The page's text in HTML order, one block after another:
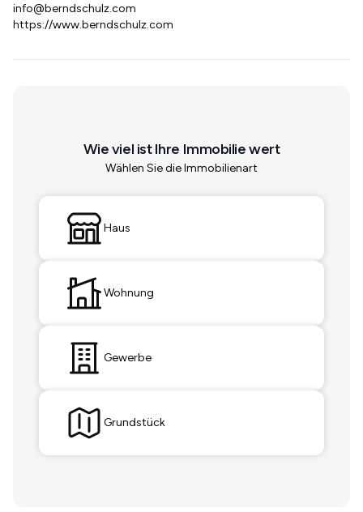
info@berndschulz.com
https://www.berndschulz.com
Wie viel ist Ihre Immobilie wert
Wählen Sie die Immobilienart
Haus
Wohnung
Gewerbe
Grundstück